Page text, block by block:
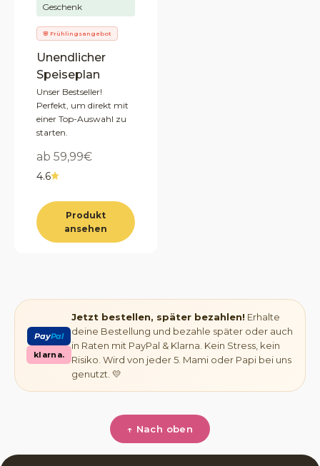
Geschenk
🌸 Frühlingsangebot
Unendlicher
Speiseplan
Unser Bestseller!
Perfekt, um direkt mit
einer Top-Auswahl zu
starten.
Angebot
ab 59,99€
4.6
Produkt
ansehen
PayPal
klarna.
Jetzt bestellen, später bezahlen! Erhalte
deine Bestellung und bezahle später oder auch
in Raten mit PayPal & Klarna. Kein Stress, kein
Risiko. Wird von jeder 5. Mami oder Papi bei uns
genutzt. 💛
↑ Nach oben